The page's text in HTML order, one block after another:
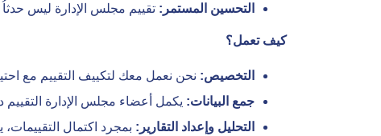
التحسين المستمر: تقييم مجلس الإدارة ليس
كيف تعمل؟
التخصيص: نحن نعمل معك لتكييف التقييم مع
جمع البيانات: يكمل أعضاء مجلس الإدارة
التحليل وإعداد التقارير: بمجرد اكتمال التقييمات،